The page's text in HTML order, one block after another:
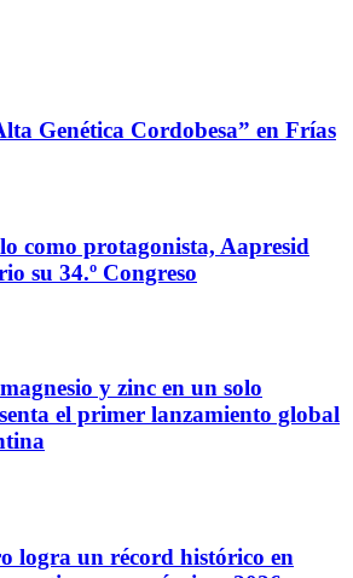
Genética Cordobesa” en Frías
como protagonista, Aapresid
su 34.º Congreso
y zinc en un solo
el primer lanzamiento global
logra un récord histórico en